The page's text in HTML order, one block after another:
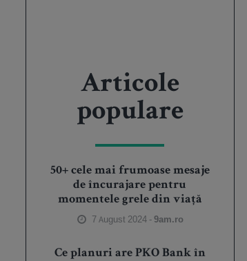
Articole
populare
50+ cele mai frumoase mesaje
de încurajare pentru
momentele grele din viață
7 August 2024 -9am.ro
Ce planuri are PKO Bank în